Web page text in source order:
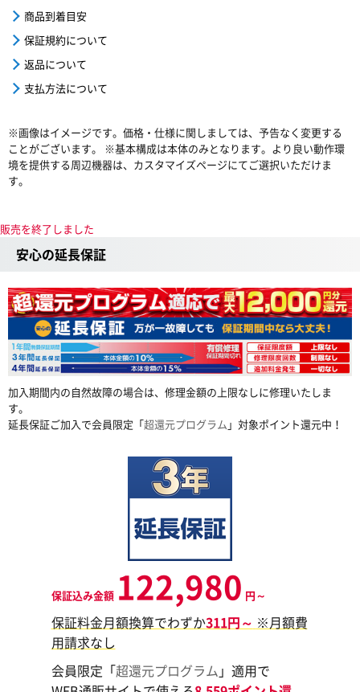
商品到着目安
保証規約について
返品について
支払方法について
※画像はイメージです。価格・仕様に関しましては、予告なく変更する
ことがございます。 ※基本構成は本体のみとなります。より良い動作環
境を提供する周辺機器は、カスタマイズページにてご選択いただけま
す。
販売を終了しました
安心の延長保証
加入期間内の自然故障の場合は、修理金額の上限なしに修理いたしま
す。
延長保証ご加入で会員限定「超還元プログラム 」対象ポイント還元中！
保証込み金額 122,980 円～
保証料金月額換算でわずか311円～ ※月額費
用請求なし
会員限定「超還元プログラム 」適用で